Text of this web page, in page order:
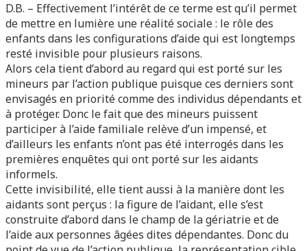
D.B. – Effectivement l’intérêt de ce terme est qu’il permet
de mettre en lumière une réalité sociale : le rôle des
enfants dans les configurations d’aide qui est longtemps
resté invisible pour plusieurs raisons.
Alors cela tient d’abord au regard qui est porté sur les
mineurs par l’action publique puisque ces derniers sont
envisagés en priorité comme des individus dépendants et
à protéger. Donc le fait que des mineurs puissent
participer à l’aide familiale relève d’un impensé, et
d’ailleurs les enfants n’ont pas été interrogés dans les
premières enquêtes qui ont porté sur les aidants
informels.
Cette invisibilité, elle tient aussi à la manière dont les
aidants sont perçus : la figure de l’aidant, elle s’est
construite d’abord dans le champ de la gériatrie et de
l’aide aux personnes âgées dites dépendantes. Donc du